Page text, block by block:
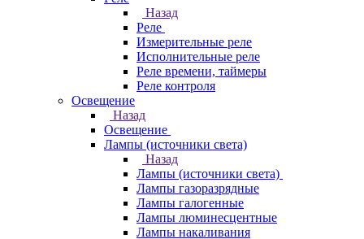
Назад
Реле
Измерительные реле
Исполнительные реле
Реле времени, таймеры
Реле контроля
Освещение
Назад
Освещение
Лампы (источники света)
Назад
Лампы (источники света)
Лампы газоразрядные
Лампы галогенные
Лампы люминесцентные
Лампы накаливания